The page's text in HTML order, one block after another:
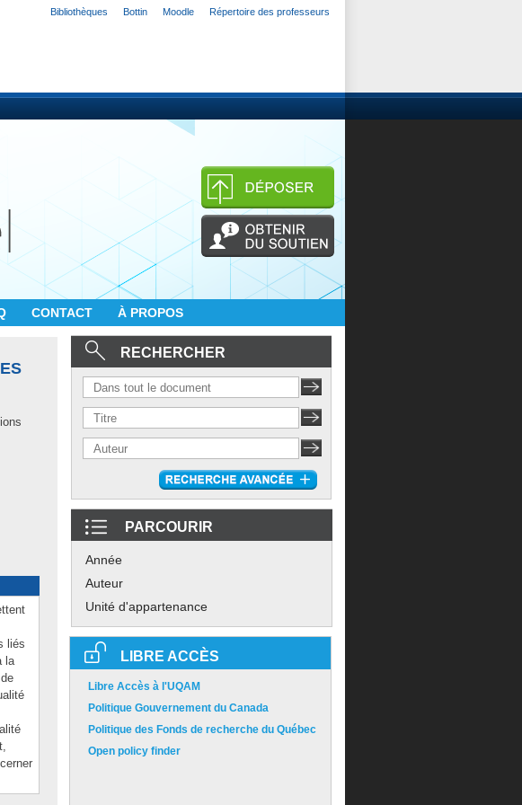
Bibliothèques Bottin Moodle Répertoire des professeurs
CONTACT À PROPOS
liés
la
RECHERCHER
PARCOURIR
Année
Auteur
Unité d'appartenance
LIBRE ACCÈS
Libre Accès à l'UQAM
Politique Gouvernement du Canada
Politique des Fonds de recherche du Québec
Open policy finder